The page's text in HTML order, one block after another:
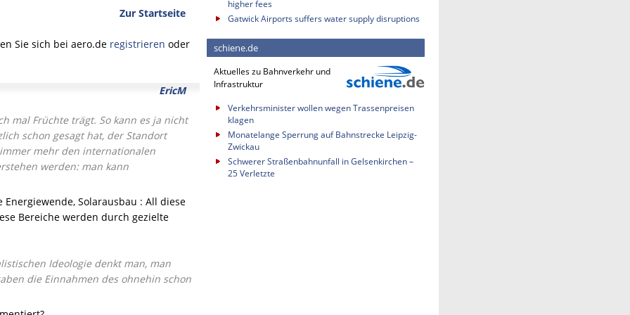
Zur Startseite
Sie sich bei aero.de registrieren oder
EricM
mal Früchte trägt. So kann es ja nicht
schon gesagt hat, der Standort
mehr den internationalen
werden: man kann
Solarausbau : All diese
Bereiche werden durch gezielte
Ideologie denkt man, man
die Einnahmen des ohnehin schon
higher fees
Gatwick Airports suffers water supply disruptions
schiene.de
Aktuelles zu Bahnverkehr und
Infrastruktur
Verkehrsminister wollen wegen Trassenpreisen
klagen
Monatelange Sperrung auf Bahnstrecke Leipzig-
Zwickau
Schwerer Straßenbahnunfall in Gelsenkirchen –
25 Verletzte